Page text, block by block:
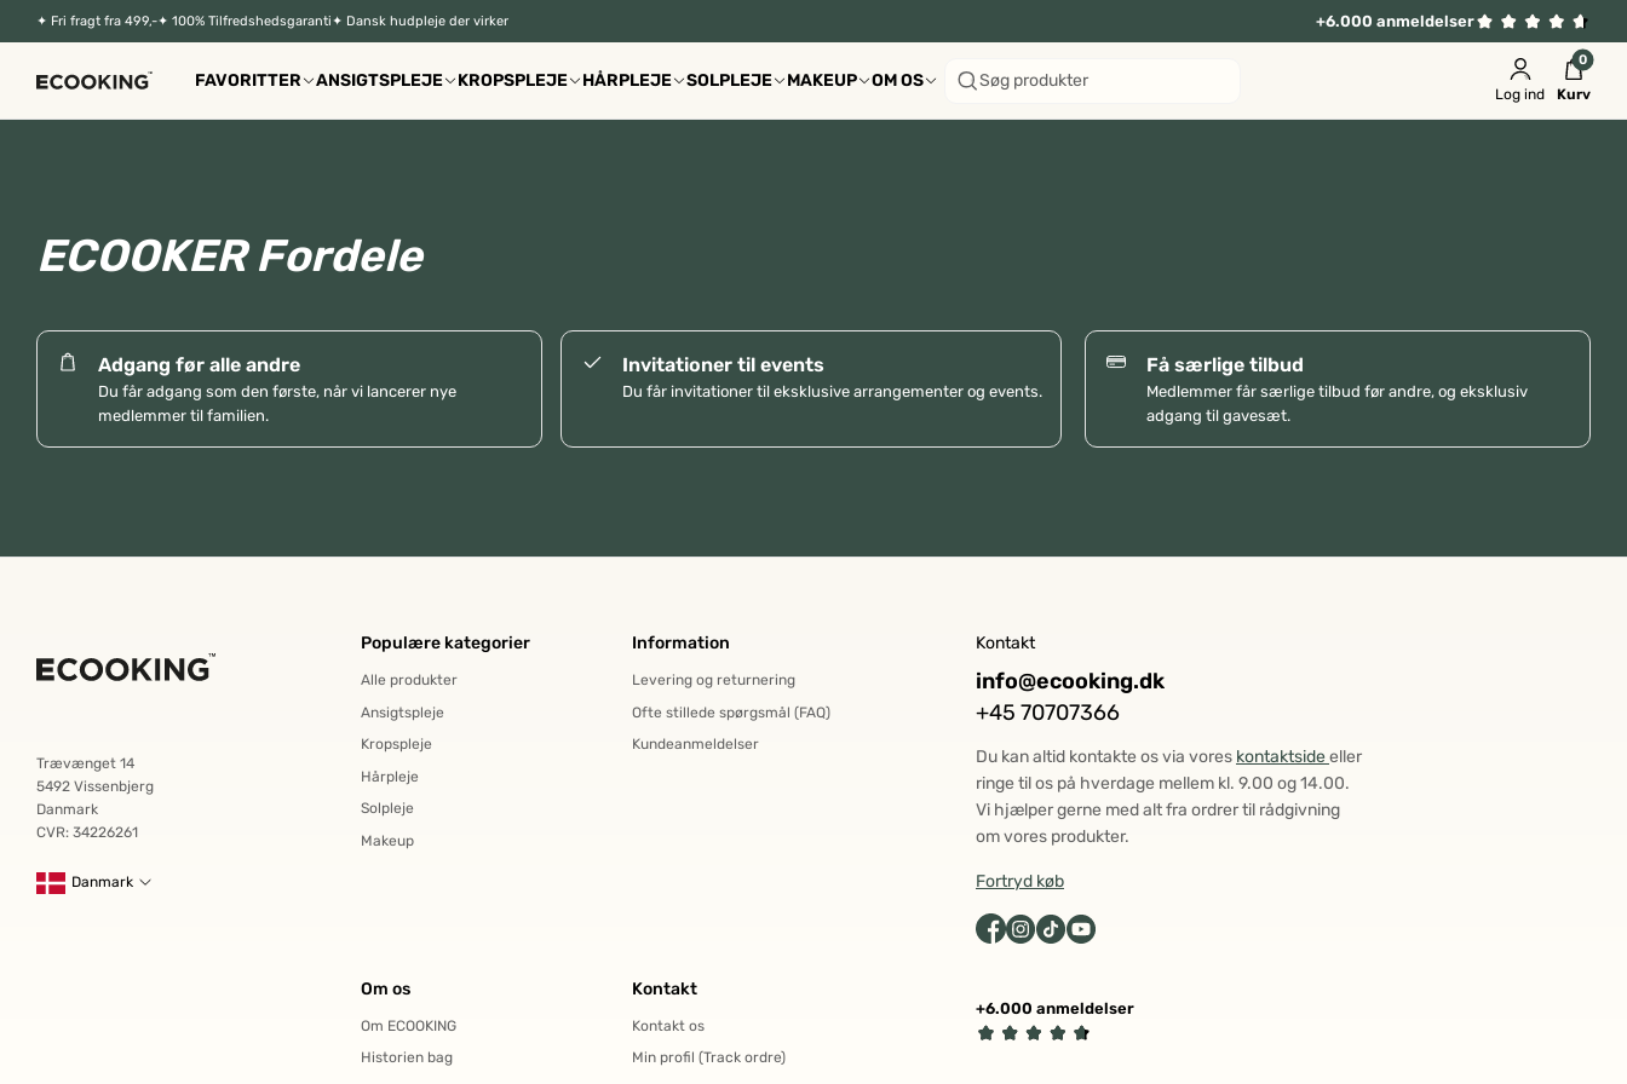
+6.000 anmeldelser
✦ Fri fragt fra 499,-✦ 100% Tilfredshedsgaranti✦ Dansk hudpleje der virker
FAVORITTER
Se Favoritter
ANSIGTSPLEJE
Dagcreme med SPF
Hudpleje til mænd
KROPSPLEJE
Selvbruner
HÅRPLEJE SOLPLEJE MAKEUP
Bronzer & Solpudder
OM OS Søg produkter
Log ind
0
Kurv
ECOOKER Fordele
Adgang før alle andre
Du får adgang som den første, når vi lancerer nye
medlemmer til familien.
Invitationer til events
Du får invitationer til eksklusive arrangementer og events.
Få særlige tilbud
Medlemmer får særlige tilbud før andre, og eksklusiv
adgang til gavesæt.
Trævænget 14
5492 Vissenbjerg
Danmark
CVR: 34226261
Danmark
Populære kategorier
Alle produkter
Ansigtspleje
Kropspleje
Hårpleje
Solpleje
Makeup
Information
Levering og returnering
Ofte stillede spørgsmål (FAQ)
Kundeanmeldelser
Om os
Om ECOOKING
Historien bag
Kontakt
Kontakt os
Min profil (Track ordre)
Kontakt
info@ecooking.dk
+45 70707366
Du kan altid kontakte os via vores kontaktsideeller
ringe til os på hverdage mellem kl. 9.00 og 14.00.
Vi hjælper gerne med alt fra ordrer til rådgivning
om vores produkter.
Fortryd køb
+6.000 anmeldelser